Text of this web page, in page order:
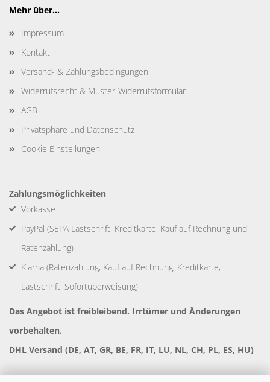
Mehr über...
Impressum
Kontakt
Versand- & Zahlungsbedingungen
Widerrufsrecht & Muster-Widerrufsformular
AGB
Privatsphäre und Datenschutz
Cookie Einstellungen
Zahlungsmöglichkeiten
Vorkasse
PayPal (SEPA Lastschrift, Kreditkarte, Kauf auf Rechnung und
Ratenzahlung)
Klarna (Ratenzahlung, Kauf auf Rechnung, Kreditkarte,
Lastschrift, Sofortüberweisung)
Das Angebot ist freibleibend. Irrtümer und Änderungen
vorbehalten.
DHL Versand (DE, AT, GR, BE, FR, IT, LU, NL, CH, PL, ES, HU)